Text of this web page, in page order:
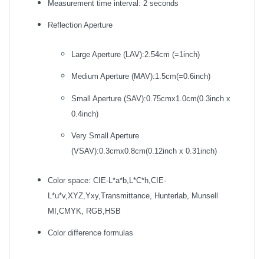
Measurement time interval: 2 seconds
Reflection Aperture
Large Aperture (LAV):2.54cm (=1inch)
Medium Aperture (MAV):1.5cm(=0.6inch)
Small Aperture (SAV):0.75cmx1.0cm(0.3inch x
0.4inch)
Very Small Aperture
(VSAV):0.3cmx0.8cm(0.12inch x 0.31inch)
Color space: CIE-L*a*b,L*C*h,CIE-
L*u*v,XYZ,Yxy,Transmittance, Hunterlab, Munsell
MI,CMYK, RGB,HSB
Color difference formulas